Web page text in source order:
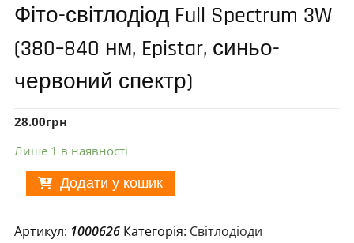
Фіто-світлодіод Full Spectrum 3W
(380–840 нм, Epistar, синьо-
червоний спектр)
28.00грн
Лише 1 в наявності
Додати у кошик
Артикул: 1000626 Категорія: Світлодіоди